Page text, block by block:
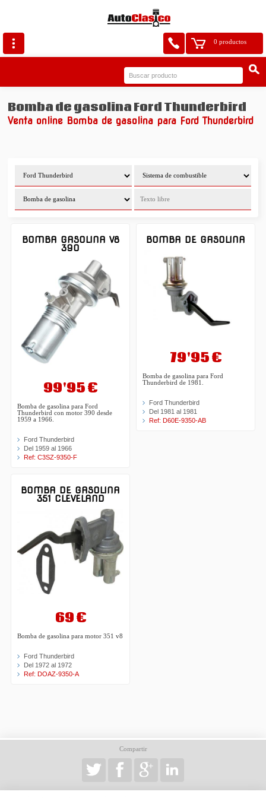
0 productos
Bomba de gasolina Ford Thunderbird
Venta online Bomba de gasolina para Ford Thunderbird
BOMBA GASOLINA V8
390
99'95 €
Bomba de gasolina para Ford
Thunderbird con motor 390 desde
1959 a 1966.
Ford Thunderbird
Del 1959 al 1966
Ref: C3SZ-9350-F
BOMBA DE GASOLINA
351 CLEVELAND
69 €
Bomba de gasolina para motor 351 v8
Ford Thunderbird
Del 1972 al 1972
Ref: DOAZ-9350-A
BOMBA DE GASOLINA
79'95 €
Bomba de gasolina para Ford
Thunderbird de 1981.
Ford Thunderbird
Del 1981 al 1981
Ref: D60E-9350-AB
Compartir